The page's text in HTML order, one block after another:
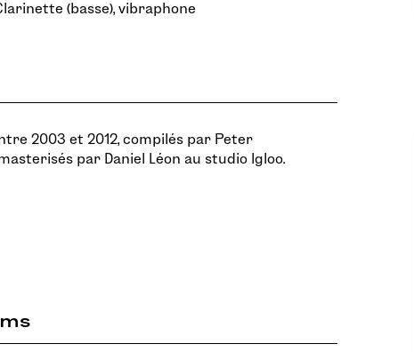
(basse), vibraphone
2003 et 2012, compilés par Peter
par Daniel Léon au studio Igloo.